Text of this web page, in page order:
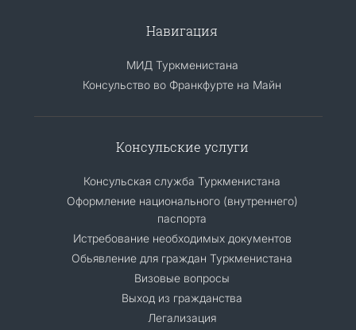
Навигация
МИД Туркменистана
Консульство во Франкфурте на Майн
Консульские услуги
Консульская служба Туркменистана
Оформление национального (внутреннего)
паспорта
Истребование необходимых документов
Обьявление для граждан Туркменистана
Визовые вопросы
Выход из гражданства
Легализация